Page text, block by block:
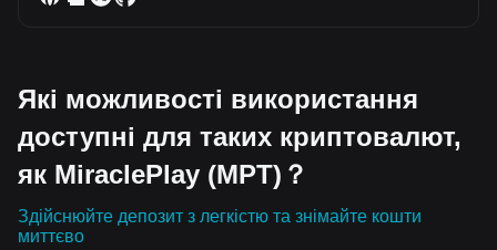
Які можливості використання
доступні для таких криптовалют,
як MiraclePlay (MPT)？
Здійснюйте депозит з легкістю та знімайте кошти
миттєво